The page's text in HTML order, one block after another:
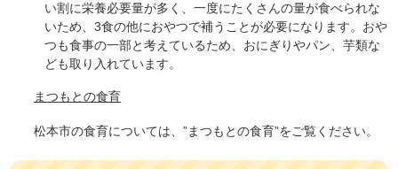
い割に栄養必要量が多く、一度にたくさんの量が食べられな
いため、3食の他におやつで補うことが必要になります。おや
つも食事の一部と考えているため、おにぎりやパン、芋類な
ども取り入れています。
まつもとの食育
松本市の食育については、”まつもとの食育”をご覧ください。